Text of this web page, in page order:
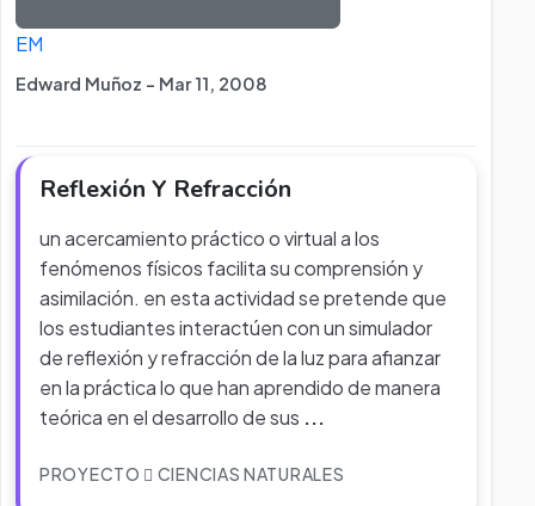
EM
Edward Muñoz - Mar 11, 2008
Reflexión Y Refracción
un acercamiento práctico o virtual a los
fenómenos físicos facilita su comprensión y
asimilación. en esta actividad se pretende que
los estudiantes interactúen con un simulador
de reflexión y refracción de la luz para afianzar
en la práctica lo que han aprendido de manera
teórica en el desarrollo de sus ...
PROYECTO CIENCIAS NATURALES